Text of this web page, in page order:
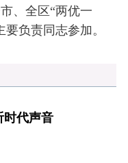
、全区“两优一
负责同志参加。
代声音